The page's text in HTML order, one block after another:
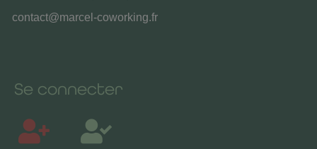
contact@marcel-coworking.fr
Se connecter